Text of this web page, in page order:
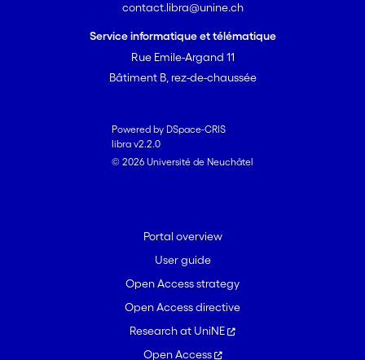
contact.libra@unine.ch
Service informatique et télématique
Rue Emile-Argand 11
Bâtiment B, rez-de-chaussée
Powered by DSpace-CRIS
libra v2.2.0
© 2026 Université de Neuchâtel
Portal overview
User guide
Open Access strategy
Open Access directive
Research at UniNE
Open Access